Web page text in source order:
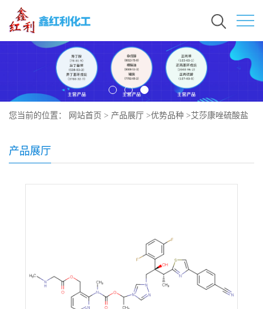
您当前的位置： 网站首页 > 产品展厅 >优势品种 >艾莎康唑硫酸盐
产品展厅